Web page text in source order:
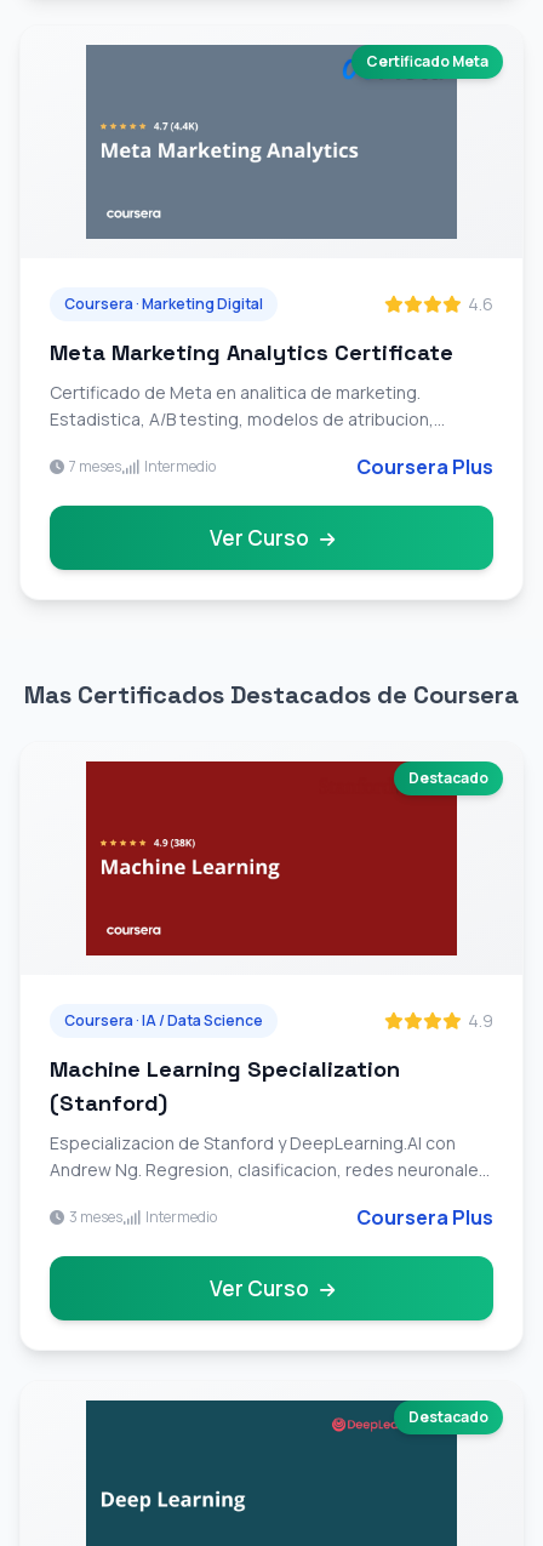
Certificado Meta
Coursera · Marketing Digital 4.6
Meta Marketing Analytics Certificate
Certificado de Meta en analitica de marketing.
Estadistica, A/B testing, modelos de atribucion,
7 meses Intermedio Coursera Plus
Ver Curso
Mas Certificados Destacados de Coursera
Destacado
Coursera · IA / Data Science 4.9
Machine Learning Specialization
(Stanford)
Especializacion de Stanford y DeepLearning.AI con
Andrew Ng. Regresion, clasificacion, redes neuronales,
3 meses Intermedio Coursera Plus
Ver Curso
Destacado